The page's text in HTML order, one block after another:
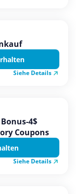
Siehe Details
4$
Coupons
Siehe Details